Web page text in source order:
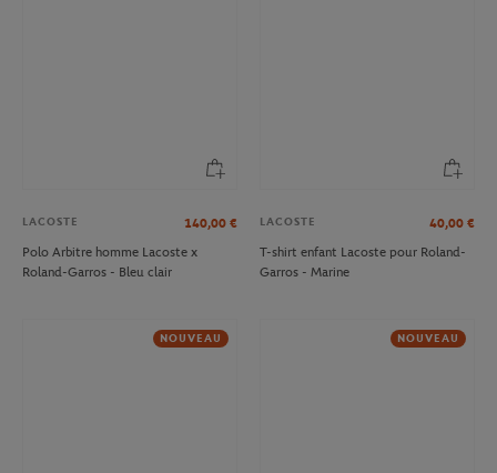
LACOSTE 140,00 €
Polo Arbitre homme Lacoste x
Roland-Garros - Bleu clair
LACOSTE 40,00 €
T-shirt enfant Lacoste pour Roland-
Garros - Marine
NOUVEAU NOUVEAU